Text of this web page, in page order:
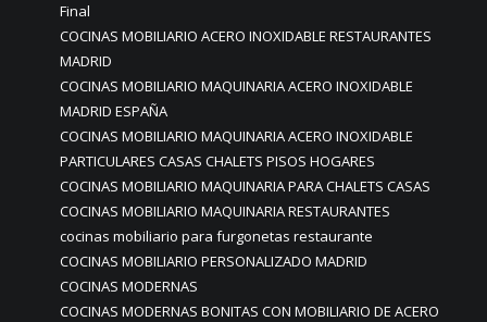
Final
COCINAS MOBILIARIO ACERO INOXIDABLE RESTAURANTES
MADRID
COCINAS MOBILIARIO MAQUINARIA ACERO INOXIDABLE
MADRID ESPAÑA
COCINAS MOBILIARIO MAQUINARIA ACERO INOXIDABLE
PARTICULARES CASAS CHALETS PISOS HOGARES
COCINAS MOBILIARIO MAQUINARIA PARA CHALETS CASAS
COCINAS MOBILIARIO MAQUINARIA RESTAURANTES
cocinas mobiliario para furgonetas restaurante
COCINAS MOBILIARIO PERSONALIZADO MADRID
COCINAS MODERNAS
COCINAS MODERNAS BONITAS CON MOBILIARIO DE ACERO